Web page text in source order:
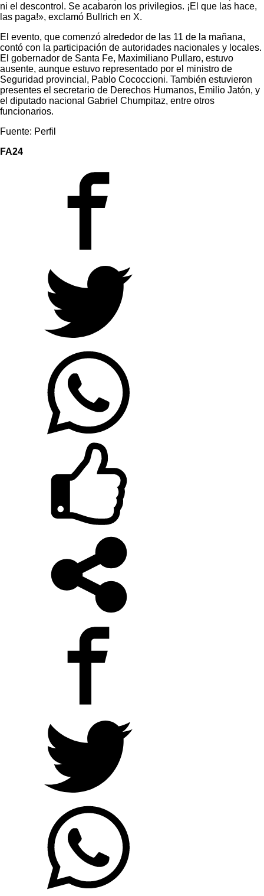
ni el descontrol. Se acabaron los privilegios. ¡El que las hace,
las paga!», exclamó Bullrich en X.
El evento, que comenzó alrededor de las 11 de la mañana,
contó con la participación de autoridades nacionales y locales.
El gobernador de Santa Fe, Maximiliano Pullaro, estuvo
ausente, aunque estuvo representado por el ministro de
Seguridad provincial, Pablo Cococcioni. También estuvieron
presentes el secretario de Derechos Humanos, Emilio Jatón, y
el diputado nacional Gabriel Chumpitaz, entre otros
funcionarios.
Fuente: Perfil
FA24